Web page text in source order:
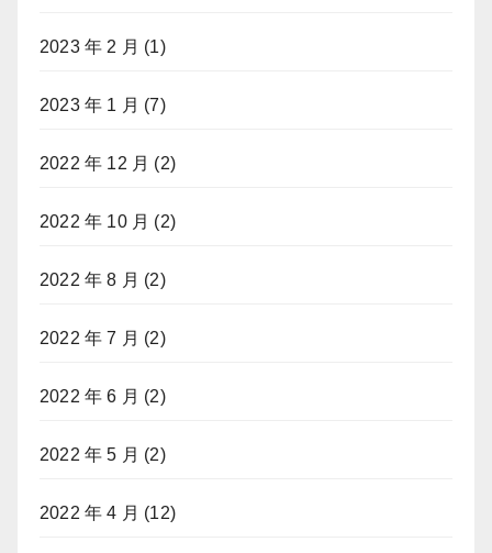
2023 年 2 月 (1)
2023 年 1 月 (7)
2022 年 12 月 (2)
2022 年 10 月 (2)
2022 年 8 月 (2)
2022 年 7 月 (2)
2022 年 6 月 (2)
2022 年 5 月 (2)
2022 年 4 月 (12)